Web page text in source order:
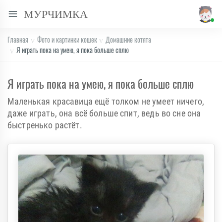
МУРЧИМКА
Главная Фото и картинки кошек
Домашние котята
Я играть пока на умею, я пока больше сплю
Я играть пока на умею, я пока больше сплю
Маленькая красавица ещё толком не умеет ничего,
даже играть, она всё больше спит, ведь во сне она
быстренько растёт.